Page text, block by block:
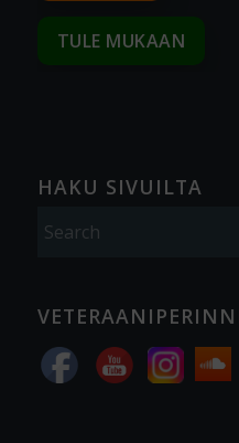
TULE MUKAAN
HAKU SIVUILTA